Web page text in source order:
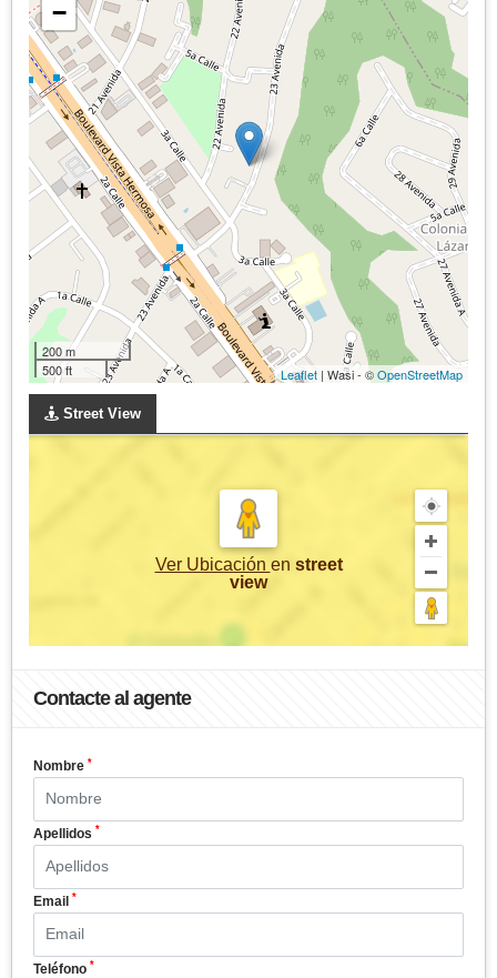
−
200 m
500 ft
Leaflet | Wasi - ©OpenStreetMap
Street View
Ver Ubicación en street
view
Contacte al agente
Nombre *
Apellidos *
Email *
Teléfono *